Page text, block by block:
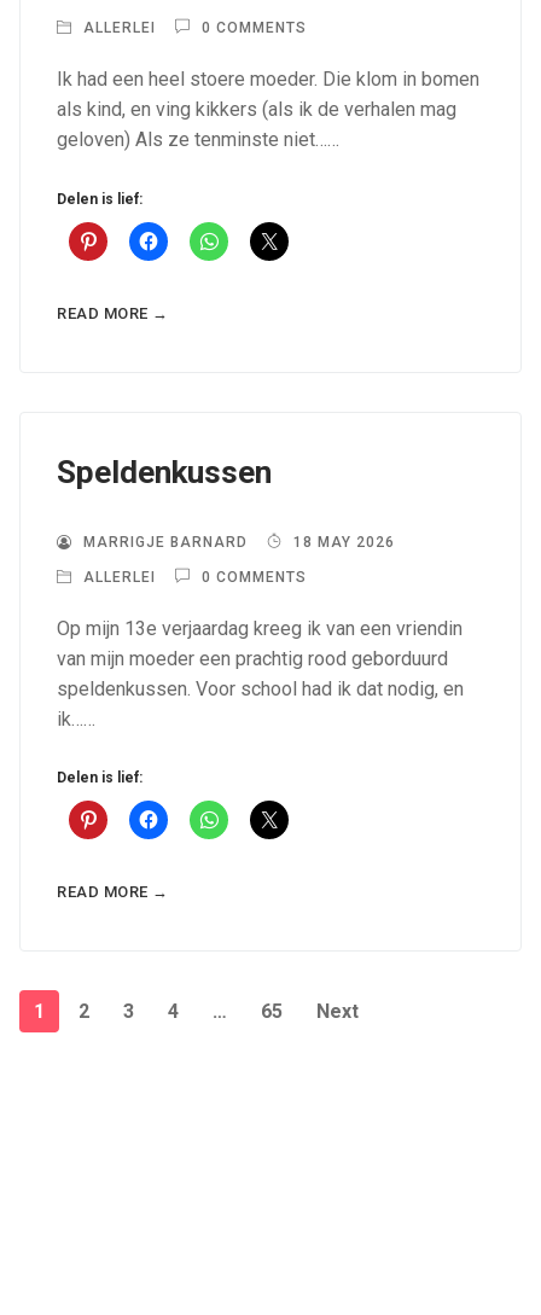
ALLERLEI 0 COMMENTS
Ik had een heel stoere moeder. Die klom in bomen
als kind, en ving kikkers (als ik de verhalen mag
geloven) Als ze tenminste niet……
Delen is lief:
READ MORE →
Speldenkussen
MARRIGJE BARNARD 18 MAY 2026
ALLERLEI 0 COMMENTS
Op mijn 13e verjaardag kreeg ik van een vriendin
van mijn moeder een prachtig rood geborduurd
speldenkussen. Voor school had ik dat nodig, en
ik……
Delen is lief:
READ MORE →
Posts
1 2 3 4 … 65 Next